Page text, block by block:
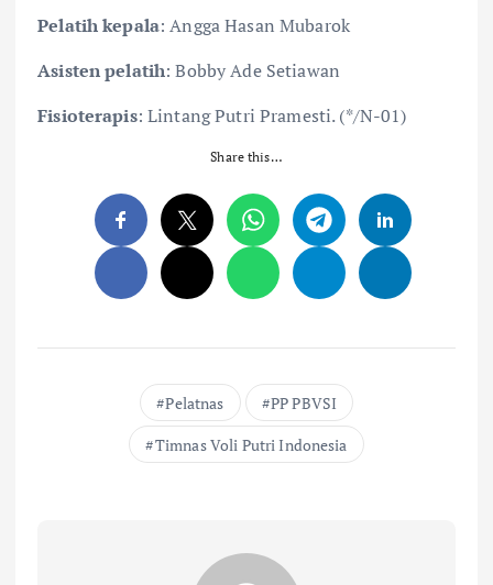
Pelatih kepala: Angga Hasan Mubarok
Asisten pelatih: Bobby Ade Setiawan
Fisioterapis: Lintang Putri Pramesti. (*/N-01)
Share this…
Pelatnas
PP PBVSI
Timnas Voli Putri Indonesia